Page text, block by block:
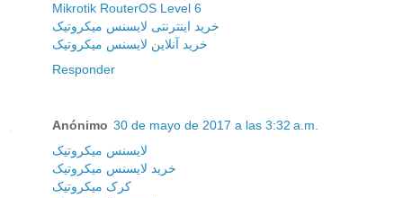
Mikrotik RouterOS Level 6
خرید اینترنتی لایسنس میکروتیک
خرید آنلاین لایسنس میکروتیک
Responder
Anónimo 30 de mayo de 2017 a las 3:32 a.m.
لایسنس میکروتیک
خرید لایسنس میکروتیک
کرک میکروتیک